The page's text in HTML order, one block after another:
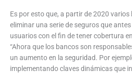
Es por esto que, a partir de 2020
eliminar una serie de seguros que
usuarios con el fin de tener cobertura
“Ahora que los bancos son
un aumento en la seguridad. Por
implementando claves dinámicas que